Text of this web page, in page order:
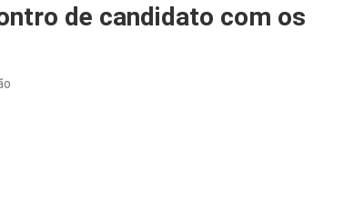
de candidato com os